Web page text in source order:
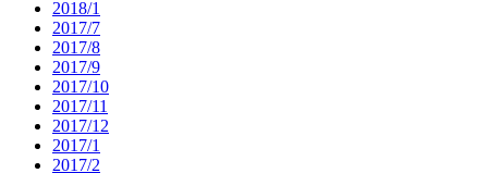
2018/1
2017/7
2017/8
2017/9
2017/10
2017/11
2017/12
2017/1
2017/2